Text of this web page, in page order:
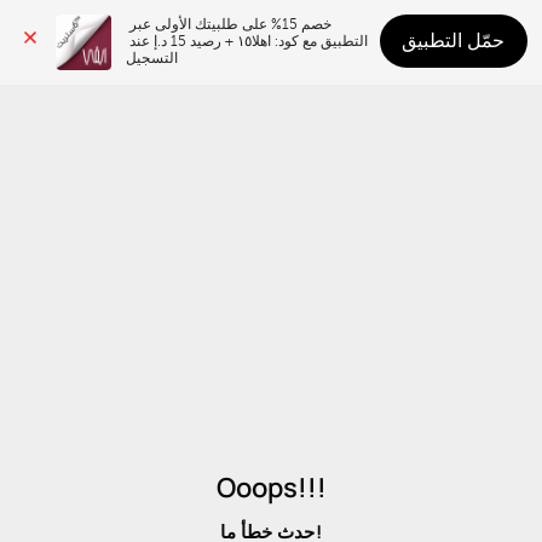
التسجيل
حمّل التطبيق
Ooops!!!
حدث خطأ ما!